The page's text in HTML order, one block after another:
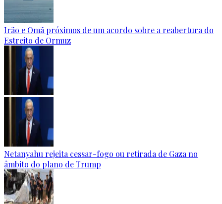
Irão e Omã próximos de um acordo sobre a reabertura do
Estreito de Ormuz
Netanyahu rejeita cessar-fogo ou retirada de Gaza no
âmbito do plano de Trump